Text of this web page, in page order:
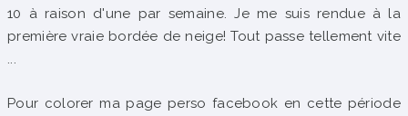
10 à raison d'une par semaine. Je me suis rendue à la
première vraie bordée de neige! Tout passe tellement vite
Pour colorer ma page perso facebook en cette période